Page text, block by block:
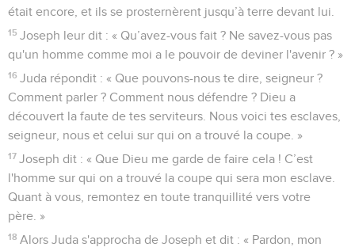
était encore, et ils se prosternèrent jusqu’à terre devant lui.
15 Joseph leur dit : « Qu’avez-vous fait ? Ne savez-vous pas
qu'un homme comme moi a le pouvoir de deviner l'avenir ? »
16 Juda répondit : « Que pouvons-nous te dire, seigneur ?
Comment parler ? Comment nous défendre ? Dieu a
découvert la faute de tes serviteurs. Nous voici tes esclaves,
seigneur, nous et celui sur qui on a trouvé la coupe. »
17 Joseph dit : « Que Dieu me garde de faire cela ! C’est
l'homme sur qui on a trouvé la coupe qui sera mon esclave.
Quant à vous, remontez en toute tranquillité vers votre
père. »
18 Alors Juda s'approcha de Joseph et dit : « Pardon, mon